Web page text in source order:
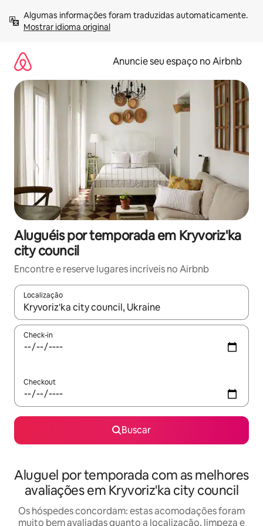
para
Mostrar idioma original
Anuncie seu espaço no Airbnb
Aluguéis por temporada em Kryvoriz'ka
city council
Encontre e reserve lugares incríveis no Airbnb
Localização
Quando os resultados estiverem disponíveis, explore-os
Check-in
Checkout
Buscar
Aluguel por temporada com as melhores
avaliações em Kryvoriz'ka city council
Os hóspedes concordam: estas acomodações foram
muito bem avaliadas quanto a localização, limpeza e